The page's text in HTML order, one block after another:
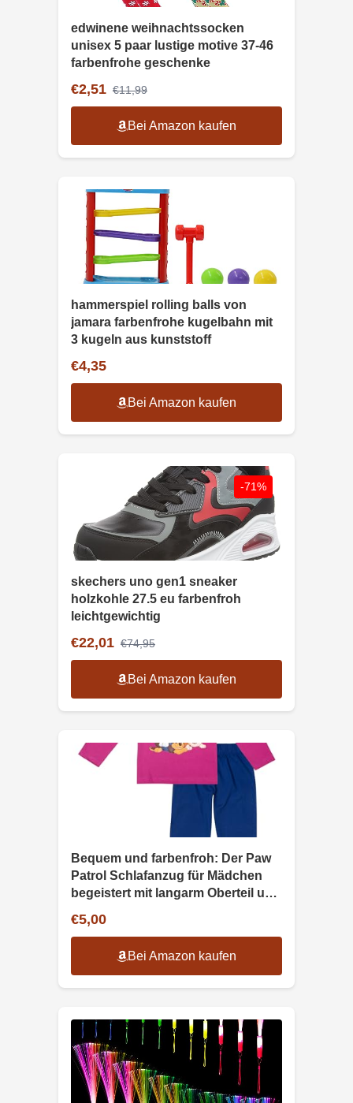
edwinene weihnachtssocken
unisex 5 paar lustige motive 37-46
farbenfrohe geschenke
€2,51 €11,99
Bei Amazon kaufen
hammerspiel rolling balls von
jamara farbenfrohe kugelbahn mit
3 kugeln aus kunststoff
€4,35
Bei Amazon kaufen
-71%
skechers uno gen1 sneaker
holzkohle 27.5 eu farbenfroh
leichtgewichtig
€22,01 €74,95
Bei Amazon kaufen
Bequem und farbenfroh: Der Paw
Patrol Schlafanzug für Mädchen
begeistert mit langarm Oberteil und
Träumen!
€5,00
Bei Amazon kaufen